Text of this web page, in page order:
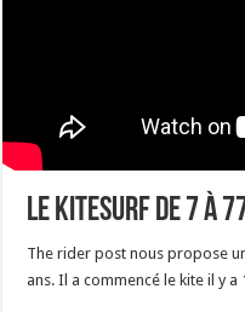
Le kitesurf de 7 à
The rider post nous propose
ans. Il a commencé le kite il y